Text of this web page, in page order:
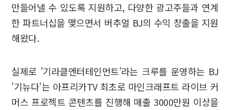
만들어낼 수 있도록 지원하고, 다양한 광고주들과 연계
한 파트너십을 맺으면서 버추얼 BJ의 수익 창출을 지원
해왔다.
실제로 '기라클엔터테인먼트'라는 크루를 운영하는 BJ
'기뉴다'는 아프리카TV 최초로 마인크래프트 라이브 커
머스 프로젝트 콘텐츠를 진행해 매출 3000만원 이상을